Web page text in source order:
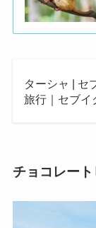
ターシャ | セ
旅行｜セブイ
チョコレー